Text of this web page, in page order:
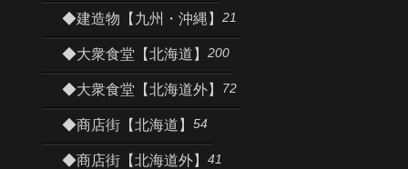
◆建造物【九州・沖縄】 21
◆大衆食堂【北海道】 200
◆大衆食堂【北海道外】 72
◆商店街【北海道】 54
◆商店街【北海道外】 41